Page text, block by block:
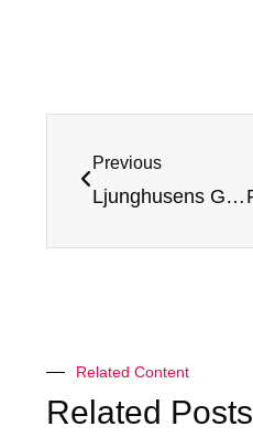
Previous
Ljunghusens Golf Club (18 hole course) – Review and Rating
Related Content
Related Posts